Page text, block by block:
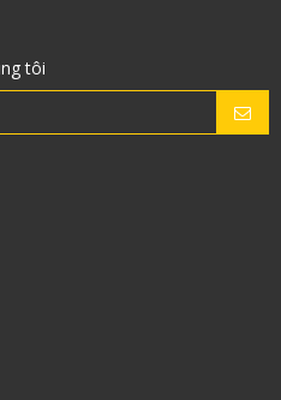
tôi